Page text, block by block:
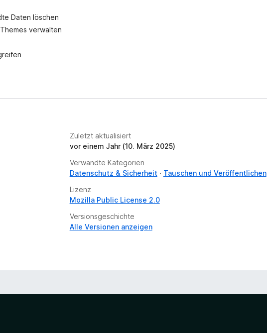
Daten löschen
verwalten
Zuletzt aktualisiert
vor einem Jahr (10. März 2025)
Verwandte Kategorien
Datenschutz & Sicherheit
Tauschen und Veröffentlichen
Lizenz
Mozilla Public License 2.0
Versionsgeschichte
Alle Versionen anzeigen